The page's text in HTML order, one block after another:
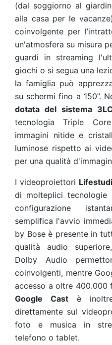
(dal soggiorno al
alla casa per le
coinvolgente per
un'atmosfera su misura
guardi in streaming
giochi o si segua una
la famiglia può
su schermi fino a 150”.
dotata del sistema
tecnologia Triple
immagini nitide e
luminose rispetto ai
per una qualità
I videoproiettori
di molteplici
configurazione
semplifica l'avvio
by Bose è presente in
qualità audio
Dolby Audio
coinvolgenti, mentre
accesso a oltre 400.000
Google Cast è
direttamente sul
foto e musica in
telefono o tablet.